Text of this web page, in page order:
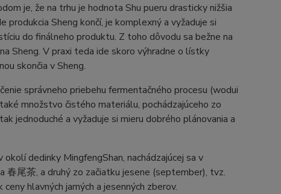
je, že na trhu je hodnota Shu pueru drasticky nižšia
produkcia Sheng končí, je komplexný a vyžaduje si
do finálneho produktu. Z toho dôvodu sa bežne na
Sheng. V praxi teda ide skoro výhradne o lístky
skončia v Sheng.
správneho priebehu fermentačného procesu (wodui
množstvo čistého materiálu, pochádzajúceho zo
jednoduché a vyžaduje si mieru dobrého plánovania a
dedinky MingfengShan, nachádzajúcej sa v
春尾茶, a druhý zo začiatku jesene (september), tvz.
hlavných jarných a jesenných zberov.